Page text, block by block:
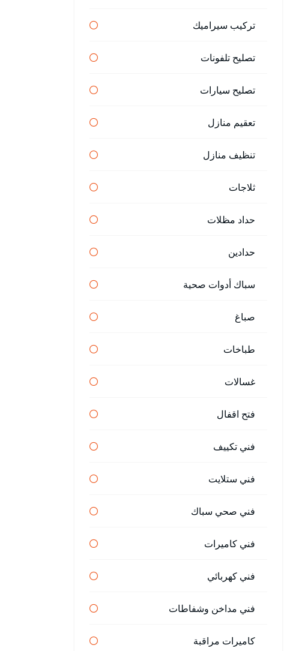
تركيب سيراميك
تصليح تلفونات
تصليح سيارات
تعقيم منازل
تنظيف منازل
ثلاجات
حداد مظلات
حدادين
سباك أدوات صحية
صباغ
طباخات
غسالات
فتح اقفال
فني تكييف
فني ستلايت
فني صحي سباك
فني كاميرات
فني كهربائي
فني مداخن وشفاطات
كاميرات مراقبة